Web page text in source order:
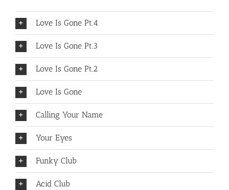
Love Is Gone Pt.4
Love Is Gone Pt.3
Love Is Gone Pt.2
Love Is Gone
Calling Your Name
Your Eyes
Funky Club
Acid Club